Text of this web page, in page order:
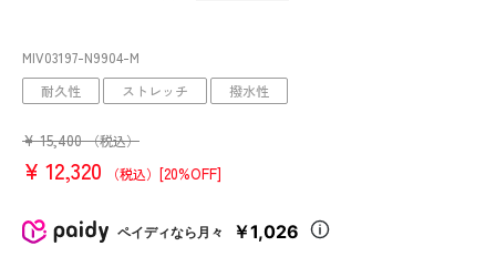
MIV03197-N9904-M
耐久性 ストレッチ 撥水性
¥ 15,400 （税込）
¥ 12,320 （税込） [20%OFF]
ペイディなら月々 ￥1,026